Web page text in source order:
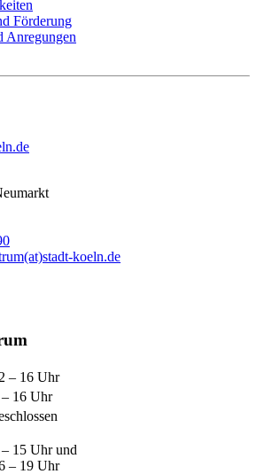
Förderung
Anregungen
koeln.de
– 16 Uhr
16 Uhr
15 Uhr und
– 19 Uhr